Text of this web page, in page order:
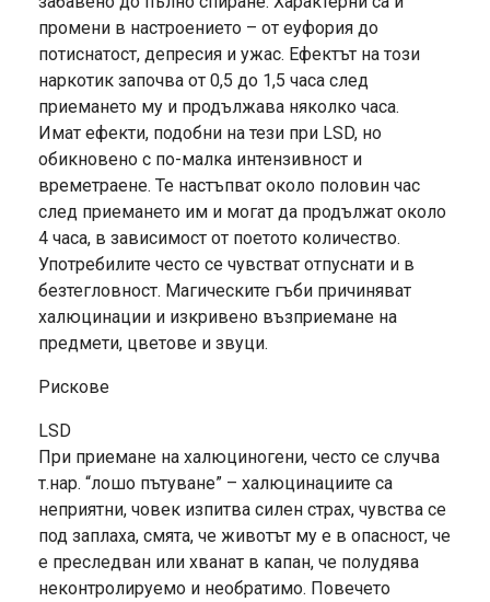
промени в настроението – от еуфория до
потиснатост, депресия и ужас. Ефектът на този
наркотик започва от 0,5 до 1,5 часа след
приемането му и продължава няколко часа.
Имат ефекти, подобни на тези при LSD, но
обикновено с по-малка интензивност и
времетраене. Те настъпват около половин час
след приемането им и могат да продължат около
4 часа, в зависимост от поетото количество.
Употребилите често се чувстват отпуснати и в
безтегловност. Магическите гъби причиняват
халюцинации и изкривено възприемане на
предмети, цветове и звуци.
Рискове
LSD
При приемане на халюциногени, често се случва
т.нар. “лошо пътуване” – халюцинациите са
неприятни, човек изпитва силен страх, чувства се
под заплаха, смята, че животът му е в опасност, че
е преследван или хванат в капан, че полудява
неконтролируемо и необратимо. Повечето